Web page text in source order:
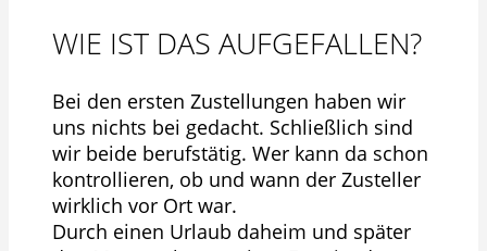
WIE IST DAS AUFGEFALLEN?
Bei den ersten Zustellungen haben wir
uns nichts bei gedacht. Schließlich sind
wir beide berufstätig. Wer kann da schon
kontrollieren, ob und wann der Zusteller
wirklich vor Ort war.
Durch einen Urlaub daheim und später